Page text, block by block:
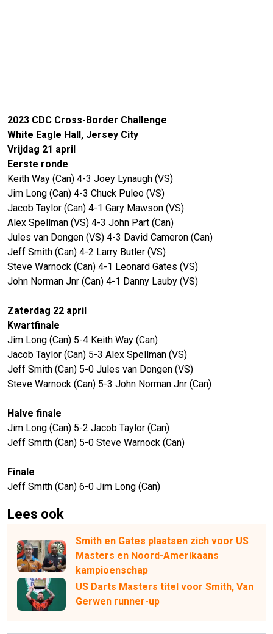
2023 CDC Cross-Border Challenge
White Eagle Hall, Jersey City
Vrijdag 21 april
Eerste ronde
Keith Way (Can) 4-3 Joey Lynaugh (VS)
Jim Long (Can) 4-3 Chuck Puleo (VS)
Jacob Taylor (Can) 4-1 Gary Mawson (VS)
Alex Spellman (VS) 4-3 John Part (Can)
Jules van Dongen (VS) 4-3 David Cameron (Can)
Jeff Smith (Can) 4-2 Larry Butler (VS)
Steve Warnock (Can) 4-1 Leonard Gates (VS)
John Norman Jnr (Can) 4-1 Danny Lauby (VS)
Zaterdag 22 april
Kwartfinale
Jim Long (Can) 5-4 Keith Way (Can)
Jacob Taylor (Can) 5-3 Alex Spellman (VS)
Jeff Smith (Can) 5-0 Jules van Dongen (VS)
Steve Warnock (Can) 5-3 John Norman Jnr (Can)
Halve finale
Jim Long (Can) 5-2 Jacob Taylor (Can)
Jeff Smith (Can) 5-0 Steve Warnock (Can)
Finale
Jeff Smith (Can) 6-0 Jim Long (Can)
Lees ook
Smith en Gates plaatsen zich voor US
Masters en Noord-Amerikaans
kampioenschap
US Darts Masters titel voor Smith, Van
Gerwen runner-up